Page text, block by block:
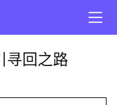
寻回之路